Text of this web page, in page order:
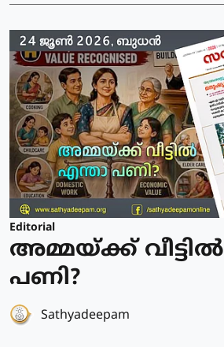
Editorial
അമ്മയ്ക്ക്
പണി?
Sathyadeepam